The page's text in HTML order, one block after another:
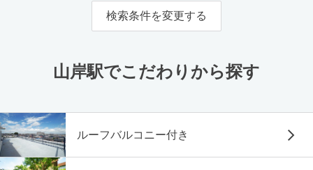
検索条件を変更する
山岸駅でこだわりから探す
ルーフバルコニー付き